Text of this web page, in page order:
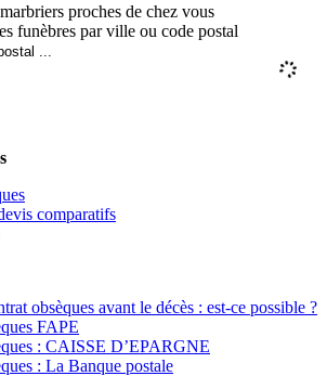
proches de chez vous
funèbres par ville ou code postal
comparatifs
obsèques avant le décès : est-ce possible ?
FAPE
: CAISSE D’EPARGNE
: La Banque postale